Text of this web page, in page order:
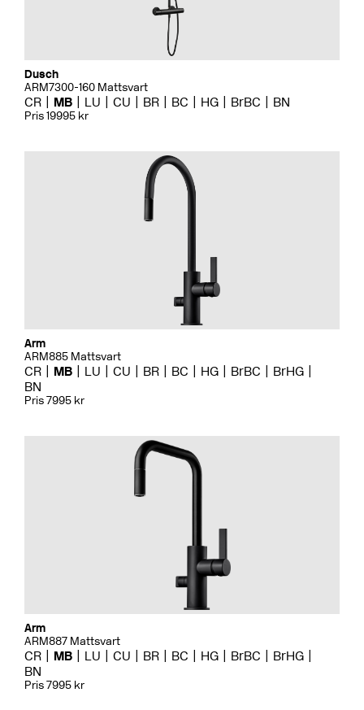
Dusch
ARM7300-160 Mattsvart
CR MB LU CU BR BC HG BrBC BN
Pris 19995 kr
Arm
ARM885 Mattsvart
CR MB LU CU BR BC HG BrBC
BrHG
BN
Pris 7995 kr
Arm
ARM887 Mattsvart
CR MB LU CU BR BC HG BrBC
BrHG
BN
Pris 7995 kr